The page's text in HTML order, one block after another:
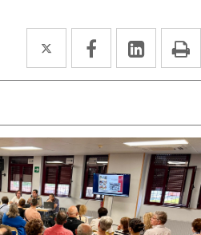
Twitter
Enlace
a
aplicación
externa.
Facebook
Enlace
a
aplicación
externa.
Enlace
a